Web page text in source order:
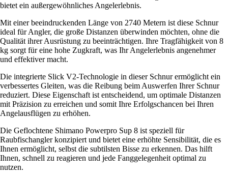
bietet ein außergewöhnliches Angelerlebnis.
Mit einer beeindruckenden Länge von 2740 Metern ist diese Schnur
ideal für Angler, die große Distanzen überwinden möchten, ohne die
Qualität ihrer Ausrüstung zu beeinträchtigen. Ihre Tragfähigkeit von 8
kg sorgt für eine hohe Zugkraft, was Ihr Angelerlebnis angenehmer
und effektiver macht.
Die integrierte Slick V2-Technologie in dieser Schnur ermöglicht ein
verbessertes Gleiten, was die Reibung beim Auswerfen Ihrer Schnur
reduziert. Diese Eigenschaft ist entscheidend, um optimale Distanzen
mit Präzision zu erreichen und somit Ihre Erfolgschancen bei Ihren
Angelausflügen zu erhöhen.
Die Geflochtene Shimano Powerpro Sup 8 ist speziell für
Raubfischangler konzipiert und bietet eine erhöhte Sensibilität, die es
Ihnen ermöglicht, selbst die subtilsten Bisse zu erkennen. Das hilft
Ihnen, schnell zu reagieren und jede Fanggelegenheit optimal zu
nutzen.